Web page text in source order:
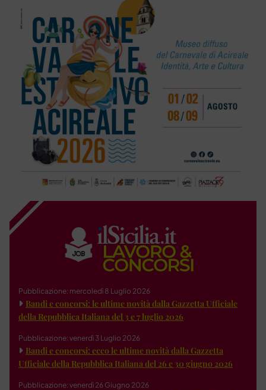
Pubblicazione: mercoledì 8 Luglio 2026
Bandi e concorsi: le ultime novità dalla Gazzetta Ufficiale
della Repubblica Italiana del 3 e 7 luglio 2026
Pubblicazione: venerdì 3 Luglio 2026
Bandi e concorsi: ecco le ultime novità dalla Gazzetta
Ufficiale della Repubblica Italiana del 26 e 30 giugno 2026
Pubblicazione: venerdì 26 Giugno 2026